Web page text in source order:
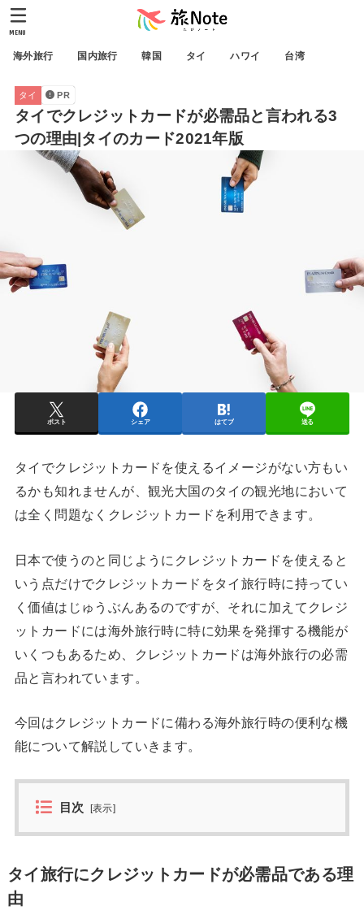
海外旅行 国内旅行 韓国 タイ ハワイ 台湾
MENU
タイ PR
タイでクレジットカードが必需品と言われる3
つの理由|タイのカード2021年版
ポスト シェア はてブ 送る
タイでクレジットカードを使えるイメージがない方もい
るかも知れませんが、観光大国のタイの観光地において
は全く問題なくクレジットカードを利用できます。
日本で使うのと同じようにクレジットカードを使えると
いう点だけでクレジットカードをタイ旅行時に持ってい
く価値はじゅうぶんあるのですが、それに加えてクレジ
ットカードには海外旅行時に特に効果を発揮する機能が
いくつもあるため、クレジットカードは海外旅行の必需
品と言われています。
今回はクレジットカードに備わる海外旅行時の便利な機
能について解説していきます。
目次 [表示]
タイ旅行にクレジットカードが必需品である理
由